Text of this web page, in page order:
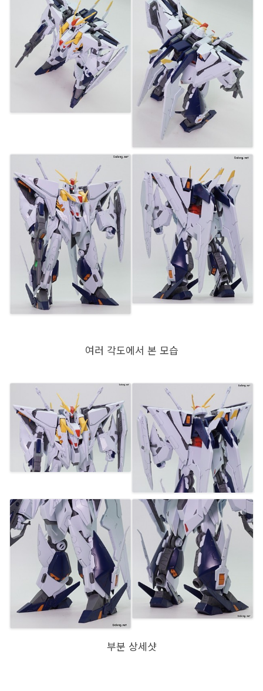
여러 각도에서 본 모습
부분 상세샷